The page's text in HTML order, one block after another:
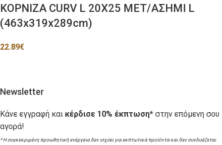
ΚΟΡΝΙΖΑ CURV L 20X25 ΜΕΤ/ΑΣΗΜΙ L
(463x319x289cm)
22.89€
Newsletter
Κάνε εγγραφή και κέρδισε 10% έκπτωση* στην επόμενη σου
αγορά!
* Η συγκεκριμένη προωθητική ενέργεια δεν ισχύει για εκπτωτικά προϊόντα και δεν συνδυάζεται